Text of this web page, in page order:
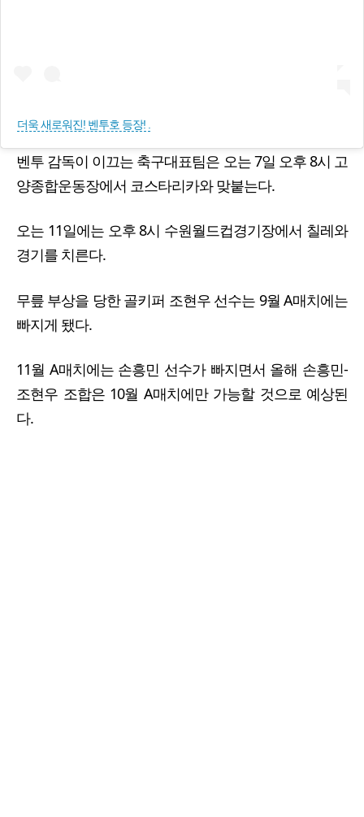
더욱 새로워진! 벤투호 등장! .
벤투 감독이 이끄는 축구대표팀은 오는 7일 오후 8시 고
양종합운동장에서 코스타리카와 맞붙는다.
오는 11일에는 오후 8시 수원월드컵경기장에서 칠레와
경기를 치른다.
무릎 부상을 당한 골키퍼 조현우 선수는 9월 A매치에는
빠지게 됐다.
11월 A매치에는 손흥민 선수가 빠지면서 올해 손흥민-
조현우 조합은 10월 A매치에만 가능할 것으로 예상된
다.